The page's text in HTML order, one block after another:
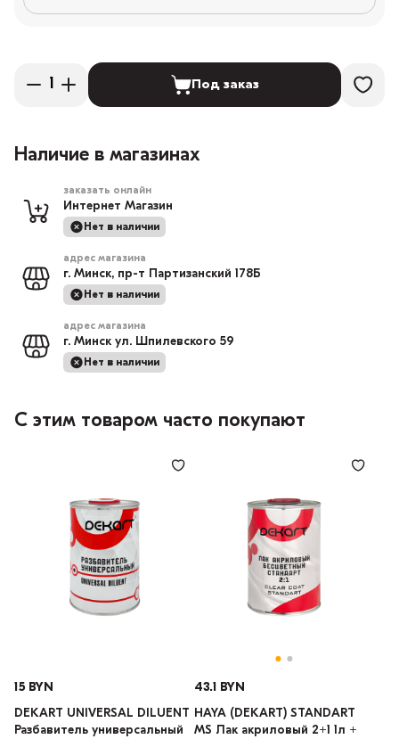
Под заказ
Наличие в магазинах
заказать онлайн
Интернет Магазин
Нет в наличии
адрес магазина
г. Минск, пр-т Партизанский 178Б
Нет в наличии
адрес магазина
г. Минск ул. Шпилевского 59
Нет в наличии
С этим товаром часто покупают
15 BYN
DEKART UNIVERSAL DILUENT
Разбавитель универсальный
43.1 BYN
HAYA (DEKART) STANDART
MS Лак акриловый 2+1 1л +